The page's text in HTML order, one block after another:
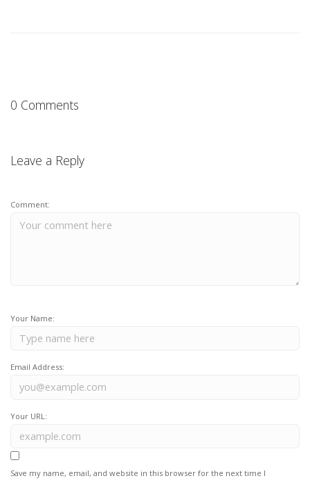
0 Comments
Leave a Reply
Comment:
Your Name:
Email Address:
Your URL:
Save my name, email, and website in this browser for the next time I